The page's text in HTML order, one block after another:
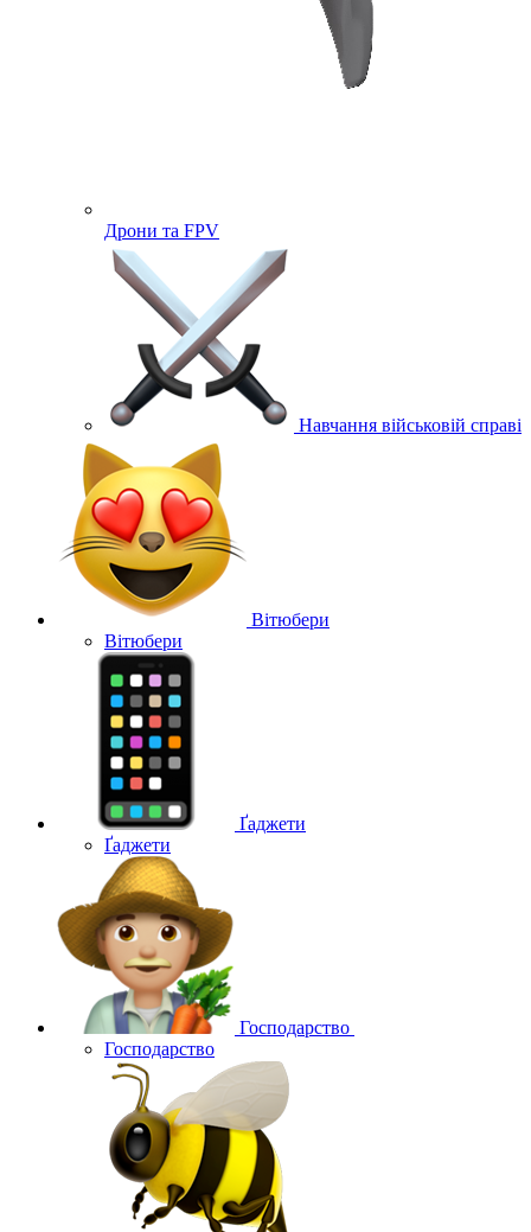
Дрони та FPV
Навчання військовій справі
Вітюбери
Вітюбери
Ґаджети
Ґаджети
Господарство
Господарство